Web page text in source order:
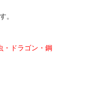
。
ドラゴン・鋼